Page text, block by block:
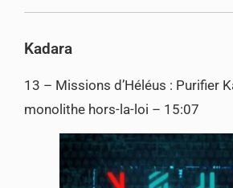
Kadara
13 – Missions d’Héléus : Purifier
monolithe hors-la-loi – 15:07